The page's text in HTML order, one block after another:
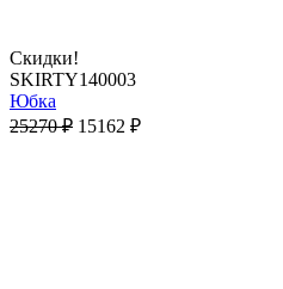
Скидки!
SKIRTY140003
Юбка
25270₽ 15162 ₽